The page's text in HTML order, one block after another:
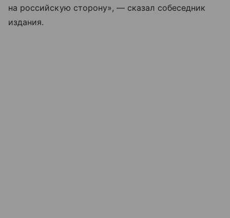
на российскую сторону», — сказал собеседник
издания.